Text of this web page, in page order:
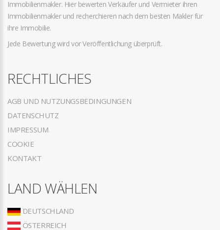
Immobilienmakler. Hier bewerten Verkäufer und Vermieter ihren
Immobilienmakler und recherchieren nach dem besten Makler für
ihre Immobilie.
Jede Bewertung wird vor Veröffentlichung überprüft.
RECHTLICHES
AGB UND NUTZUNGSBEDINGUNGEN
DATENSCHUTZ
IMPRESSUM
COOKIE
KONTAKT
LAND WÄHLEN
DEUTSCHLAND
ÖSTERREICH